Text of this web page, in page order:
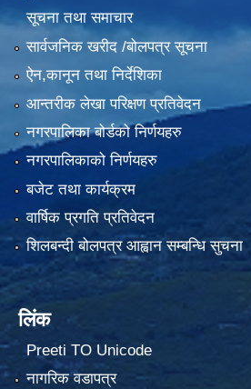
सूचना तथा समाचार
सार्वजनिक खरीद /बोलपत्र सूचना
ऐन,कानून तथा निर्देशिका
आन्तरीक लेखा परिक्षण प्रतिवेदन
नगरपालिका बोर्डको निर्णयहरु
नगरपालिकाको निर्णयहरु
बजेट तथा कार्यक्रम
वार्षिक प्रगति प्रतिवेदन
शिलबन्दी बोलपत्र आह्वान सम्बन्धि सुचना
लिंक
Preeti TO Unicode
नागरिक वडापत्र